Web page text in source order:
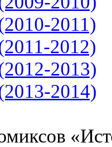
2011)
2012)
2013)
2014)